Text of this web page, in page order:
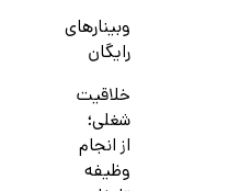
وبینارهای
رایگان
خلاقیت
شغلی؛
از انجام
وظیفه